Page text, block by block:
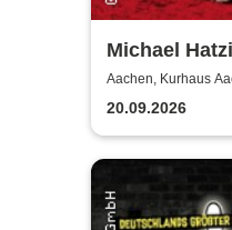
Michael
Aachen, Kurhaus
20.09.2026